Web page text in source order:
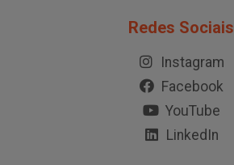
Redes Sociais
Instagram
Facebook
YouTube
LinkedIn